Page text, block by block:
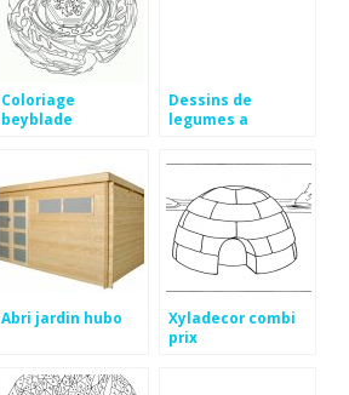
Coloriage
beyblade
Dessins de
legumes a
Abri jardin hubo
Xyladecor combi
prix